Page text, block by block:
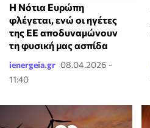
Η Νότια Ευρώπη
φλέγεται, ενώ οι ηγέτες
της ΕΕ αποδυναμώνουν
τη φυσική μας ασπίδα
ienergeia.gr 08.04.2026 -
11:40